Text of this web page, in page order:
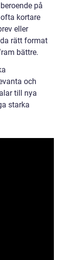
på
kortare
eller
rätt format
bättre.
och
till nya
starka